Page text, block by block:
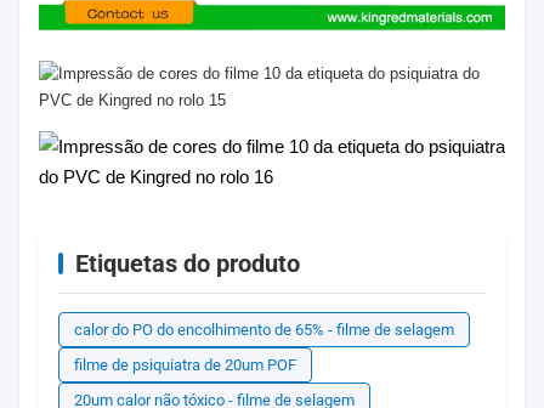
Etiquetas do produto
calor do PO do encolhimento de 65% - filme de selagem
filme de psiquiatra de 20um POF
20um calor não tóxico - filme de selagem